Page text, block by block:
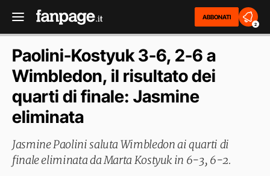
ABBONATI
2
Paolini-Kostyuk 3-6, 2-6 a
Wimbledon, il risultato dei
quarti di finale: Jasmine
eliminata
Jasmine Paolini saluta Wimbledon ai quarti di
finale eliminata da Marta Kostyuk in 6-3, 6-2.